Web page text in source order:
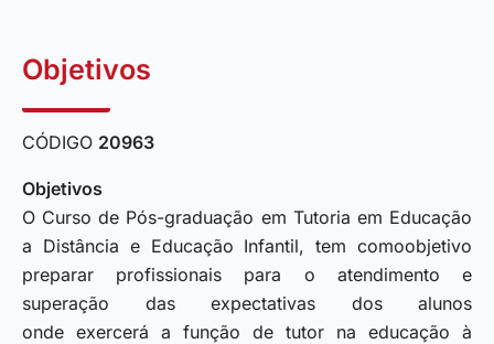
Objetivos
CÓDIGO 20963
Objetivos
O Curso de Pós-graduação em Tutoria em Educação
a Distância e Educação Infantil, tem comoobjetivo
preparar profissionais para o atendimento e
superação das expectativas dos alunos
onde exercerá a função de tutor na educação à